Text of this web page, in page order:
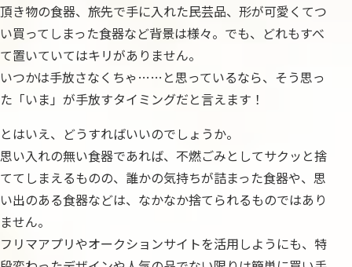
頂き物の食器、旅先で手に入れた民芸品、形が可愛くてつ
い買ってしまった食器など背景は様々。でも、どれもすべ
て置いていてはキリがありません。
いつかは手放さなくちゃ……と思っているなら、そう思っ
た「いま」が手放すタイミングだと言えます！
とはいえ、どうすればいいのでしょうか。
思い入れの無い食器であれば、不燃ごみとしてサクッと捨
ててしまえるものの、誰かの気持ちが詰まった食器や、思
い出のある食器などは、なかなか捨てられるものではあり
ません。
フリマアプリやオークションサイトを活用しようにも、特